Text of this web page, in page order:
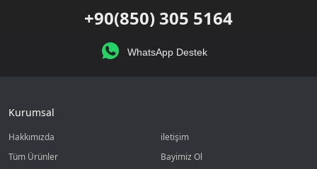
+90(850) 305 5164
WhatsApp Destek
Kurumsal
Hakkımızda
iletişim
Tüm Ürünler
Bayimiz Ol